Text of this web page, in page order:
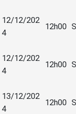
12/12/202
4
12h00
12/12/202
4
12h00
13/12/202
4
12h00